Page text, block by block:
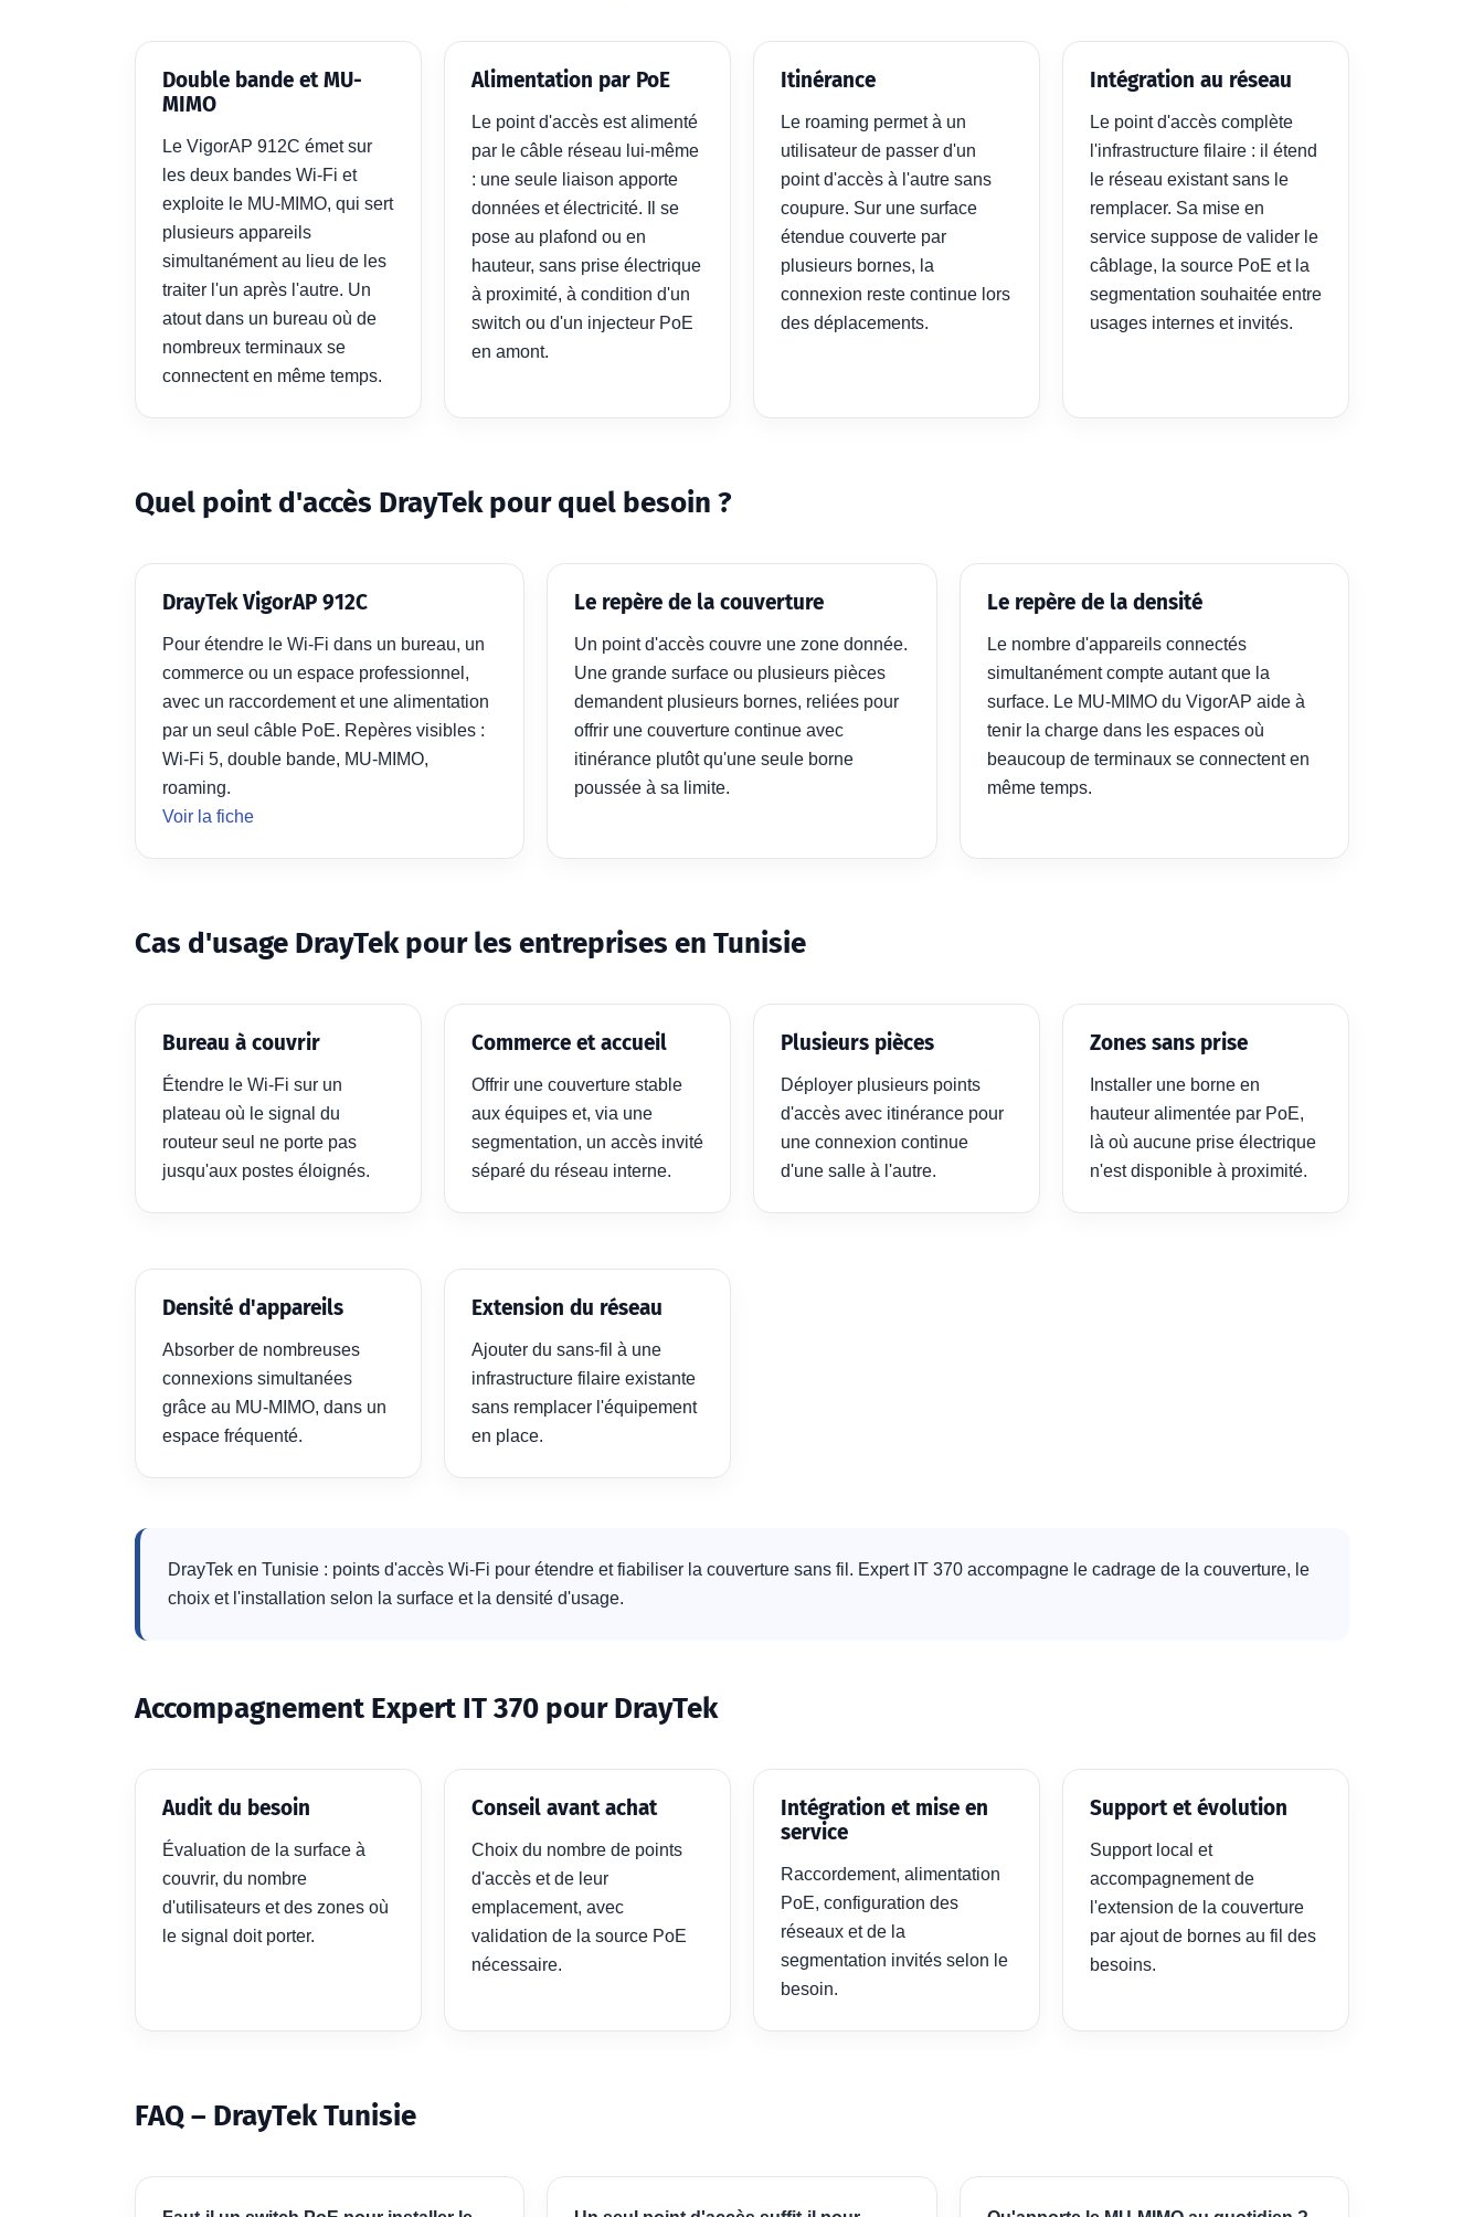
Double bande et MU-
MIMO
Le VigorAP 912C émet sur
les deux bandes Wi-Fi et
exploite le MU-MIMO, qui sert
plusieurs appareils
simultanément au lieu de les
traiter l'un après l'autre. Un
atout dans un bureau où de
nombreux terminaux se
connectent en même temps.
Alimentation par PoE
Le point d'accès est alimenté
par le câble réseau lui-même
: une seule liaison apporte
données et électricité. Il se
pose au plafond ou en
hauteur, sans prise électrique
à proximité, à condition d'un
switch ou d'un injecteur PoE
en amont.
Itinérance
Le roaming permet à un
utilisateur de passer d'un
point d'accès à l'autre sans
coupure. Sur une surface
étendue couverte par
plusieurs bornes, la
connexion reste continue lors
des déplacements.
Intégration au réseau
Le point d'accès complète
l'infrastructure filaire : il étend
le réseau existant sans le
remplacer. Sa mise en
service suppose de valider le
câblage, la source PoE et la
segmentation souhaitée entre
usages internes et invités.
Quel point d'accès DrayTek pour quel besoin ?
DrayTek VigorAP 912C
Pour étendre le Wi-Fi dans un bureau, un
commerce ou un espace professionnel,
avec un raccordement et une alimentation
par un seul câble PoE. Repères visibles :
Wi-Fi 5, double bande, MU-MIMO,
roaming.
Voir la fiche
Le repère de la couverture
Un point d'accès couvre une zone donnée.
Une grande surface ou plusieurs pièces
demandent plusieurs bornes, reliées pour
offrir une couverture continue avec
itinérance plutôt qu'une seule borne
poussée à sa limite.
Le repère de la densité
Le nombre d'appareils connectés
simultanément compte autant que la
surface. Le MU-MIMO du VigorAP aide à
tenir la charge dans les espaces où
beaucoup de terminaux se connectent en
même temps.
Cas d'usage DrayTek pour les entreprises en Tunisie
Bureau à couvrir
Étendre le Wi-Fi sur un
plateau où le signal du
routeur seul ne porte pas
jusqu'aux postes éloignés.
Commerce et accueil
Offrir une couverture stable
aux équipes et, via une
segmentation, un accès invité
séparé du réseau interne.
Plusieurs pièces
Déployer plusieurs points
d'accès avec itinérance pour
une connexion continue
d'une salle à l'autre.
Zones sans prise
Installer une borne en
hauteur alimentée par PoE,
là où aucune prise électrique
n'est disponible à proximité.
Densité d'appareils
Absorber de nombreuses
connexions simultanées
grâce au MU-MIMO, dans un
espace fréquenté.
Extension du réseau
Ajouter du sans-fil à une
infrastructure filaire existante
sans remplacer l'équipement
en place.
DrayTek en Tunisie : points d'accès Wi-Fi pour étendre et fiabiliser la couverture sans fil. Expert IT 370 accompagne le cadrage de la couverture, le
choix et l'installation selon la surface et la densité d'usage.
Accompagnement Expert IT 370 pour DrayTek
Audit du besoin
Évaluation de la surface à
couvrir, du nombre
d'utilisateurs et des zones où
le signal doit porter.
Conseil avant achat
Choix du nombre de points
d'accès et de leur
emplacement, avec
validation de la source PoE
nécessaire.
Intégration et mise en
service
Raccordement, alimentation
PoE, configuration des
réseaux et de la
segmentation invités selon le
besoin.
Support et évolution
Support local et
accompagnement de
l'extension de la couverture
par ajout de bornes au fil des
besoins.
FAQ – DrayTek Tunisie